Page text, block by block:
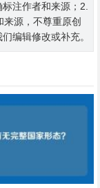
注作者和来源；2.
源，不尊重原创
编辑修改或补充。